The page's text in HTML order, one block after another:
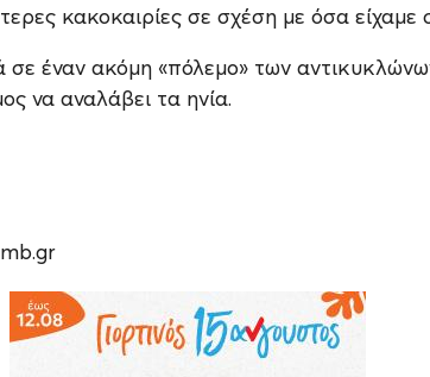
κακοκαιρίες σε σχέση με όσα είχαμε
έναν ακόμη «πόλεμο» των
να αναλάβει τα ηνία.